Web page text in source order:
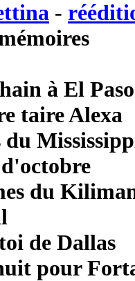
-
à El
taire Alexa
du
du
de Dallas
pour